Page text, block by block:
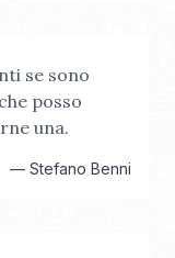
se sono
posso
una.
— Stefano Benni